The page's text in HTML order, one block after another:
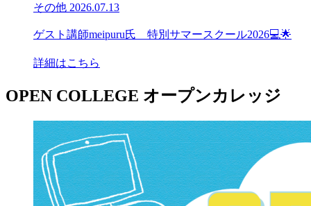
その他 2026.07.13
ゲスト講師meipuru氏 特別サマースクール2026💻🌟
詳細はこちら
OPEN COLLEGE オープンカレッジ